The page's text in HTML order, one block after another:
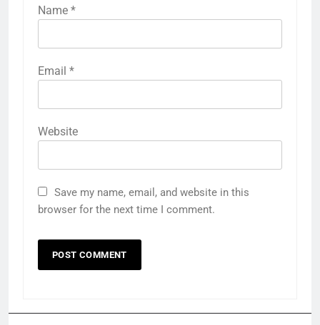
Name *
Email *
Website
Save my name, email, and website in this
browser for the next time I comment.